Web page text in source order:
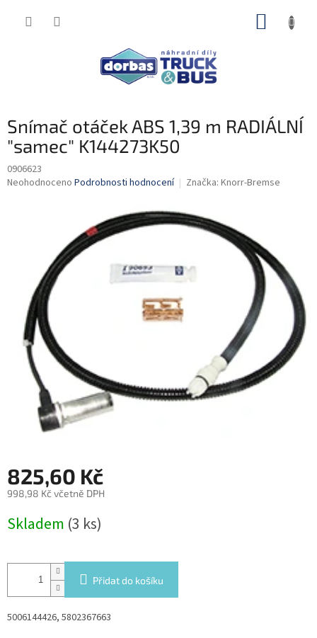
Snímač otáček ABS 1,39 m RADIÁLNÍ
"samec" K144273K50
0906623
Průměrné
hvězdiček.
Neohodnoceno Podrobnosti hodnocení Značka: Knorr-Bremse
825,60 Kč
998,98 Kč včetně DPH
cena:
Skladem (3 ks)
Přidat do košíku
5006144426, 5802367663